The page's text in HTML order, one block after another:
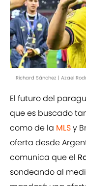
Richard Sánchez | Azael
El futuro del
que es buscado
como de la MLSy
oferta desde
comunica que el
sondeando al